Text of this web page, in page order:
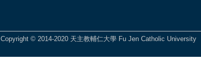
Copyright © 2014-2020 天主教輔仁大學 Fu Jen Catholic University